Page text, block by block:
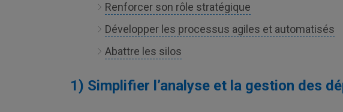
Renforcer son rôle stratégique
Développer les processus agiles et automatisés
Abattre les silos
1) Simplifier l’analyse et la gestion des